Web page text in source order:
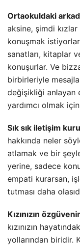
Ortaokuldaki
aksine, şimdi
konuşmak
sanatları, kitaplar
konuşurlar. Ve
birbirleriyle
değişikliği anlayan
yardımcı olmak
Sık sık iletişim
hakkında neler
atlamak ve bir
yerine, sadece
empati kurarsan,
tutması daha
Kızınızın
kızınızın
yollarından biridir.